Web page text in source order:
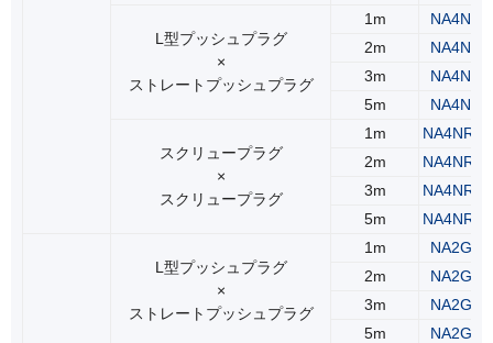
L型プッシュプラグ
×
ストレートプッシュプラグ
1m
2m
3m
5m
スクリュープラグ
×
スクリュープラグ
1m
2m
3m
5m
L型プッシュプラグ
×
ストレートプッシュプラグ
1m
2m
3m
5m